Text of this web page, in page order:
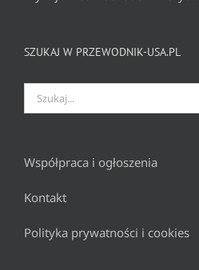
SZUKAJ W PRZEWODNIK-USA.PL
Szukaj
Współpraca i ogłoszenia
Kontakt
Polityka prywatności i cookies